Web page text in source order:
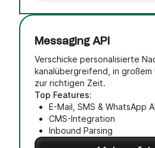
Messaging API
Verschicke personalisierte
kanalübergreifend, in großem
zur richtigen Zeit.
Top Features:
E-Mail, SMS & WhatsApp
CMS-Integration
Inbound Parsing